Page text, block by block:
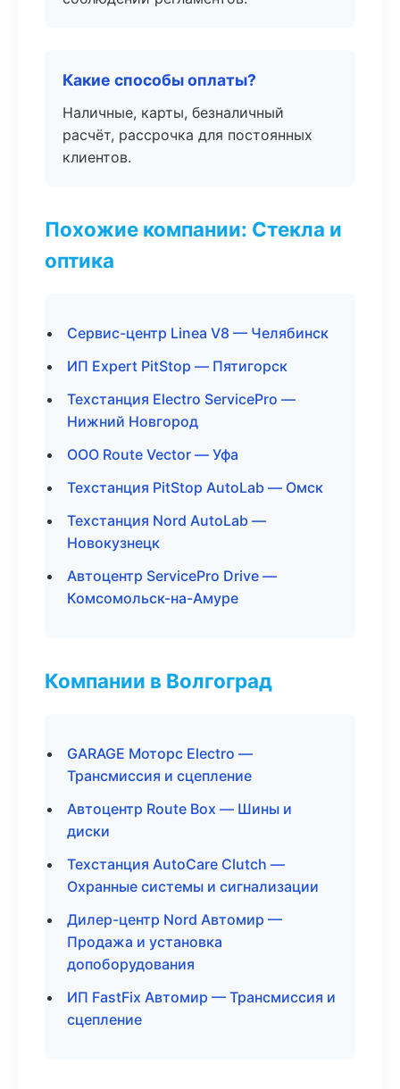
Какие способы оплаты?
Наличные, карты, безналичный
расчёт, рассрочка для постоянных
клиентов.
Похожие компании: Стекла и
оптика
Сервис-центр Linea V8 — Челябинск
ИП Expert PitStop — Пятигорск
Техстанция Electro ServicePro —
Нижний Новгород
ООО Route Vector — Уфа
Техстанция PitStop AutoLab — Омск
Техстанция Nord AutoLab —
Новокузнецк
Автоцентр ServicePro Drive —
Комсомольск-на-Амуре
Компании в Волгоград
GARAGE Моторс Electro —
Трансмиссия и сцепление
Автоцентр Route Box — Шины и
диски
Техстанция AutoCare Clutch —
Охранные системы и сигнализации
Дилер-центр Nord Автомир —
Продажа и установка
допоборудования
ИП FastFix Автомир — Трансмиссия и
сцепление